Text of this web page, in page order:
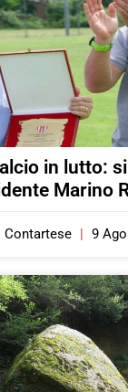
in lutto:
Marino
Contartese 9